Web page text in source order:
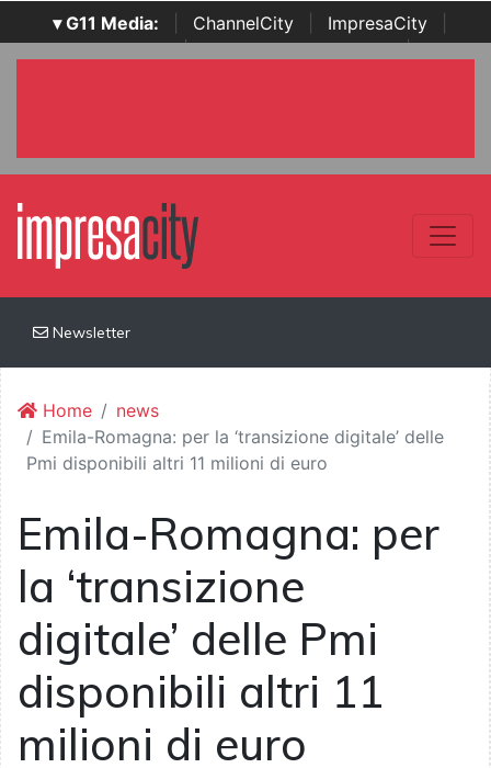
▾ G11 Media: ChannelCity ImpresaCity
SecurityOpenLab | Italian Channel Awards | Italian
Newsletter
Home
news
Emila-Romagna: per la ‘transizione digitale’ delle
Pmi disponibili altri 11 milioni di euro
Emila-Romagna: per
la ‘transizione
digitale’ delle Pmi
disponibili altri 11
milioni di euro